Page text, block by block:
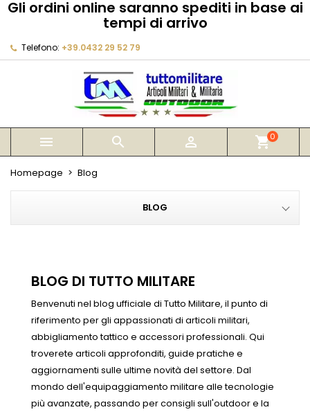
Gli ordini online saranno spediti in base ai
tempi di arrivo
Telefono: +39.0432 29 52 79
   shopping_cart0
Homepage Blog
BLOG
BLOG DI TUTTO MILITARE
Benvenuti nel blog ufficiale di Tutto Militare, il punto di
riferimento per gli appassionati di articoli militari,
abbigliamento tattico e accessori professionali. Qui
troverete articoli approfonditi, guide pratiche e
aggiornamenti sulle ultime novità del settore. Dal
mondo dell'equipaggiamento militare alle tecnologie
più avanzate, passando per consigli sull'outdoor e la
My wishlists
add_circle_outline Create new list
((modalTitle))
((confirmMessage))
((cancelText)) ((modalDeleteText))
Crea lista dei desideri
Annulla Crea lista dei desideri
Devi avere effettuato l'accesso per salvare dei
prodotti nella tua lista dei desideri.
Annulla